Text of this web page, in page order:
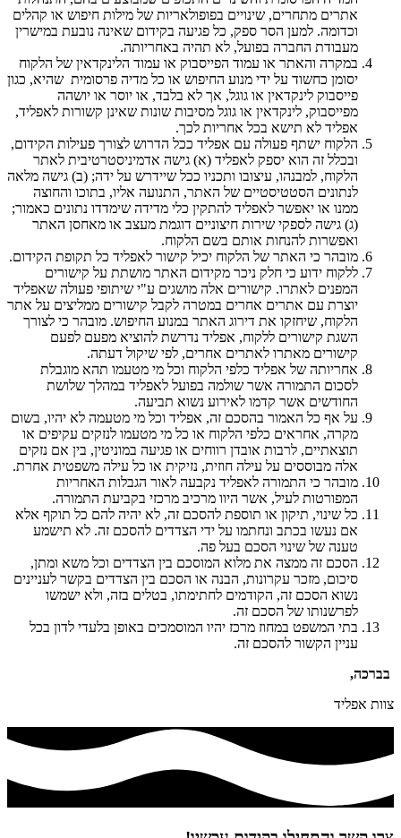
אתרים מתחרים, שינויים בפופולאריות של מילות חיפוש או קהלים
וכדומה. למען הסר ספק, כל פגיעה בקידום שאינה נובעת במישרין
מעבודת החברה בפועל, לא תהיה באחריותה.
במקרה והאתר או עמוד הפייסבוק או עמוד הלינקדאין של הלקוח
יסומן כחשוד על ידי מנוע החיפוש או כל מדיה פרסומית שהיא, כגון
פייסבוק לינקדאין או גוגל, אך לא בלבד, או יוסר או יושהה
מפייסבוק, לינקדאין או גוגל מסיבות שונות שאינן קשורות לאפליד,
אפליד לא תישא בכל אחריות לכך.
הלקוח ישתף פעולה עם אפליד ככל הדרוש לצורך פעילות הקידום,
ובכלל זה הוא יספק לאפליד (א) גישה אדמיניסטרטיבית לאתר
הלקוח, למבנהו, עיצובו ותכניו ככל שיידרש על ידה; (ב) גישה מלאה
לנתונים הסטטיסטיים של האתר, התנועה אליו, בתוכו והחוצה
ממנו או יאפשר לאפליד להתקין כלי מדידה שימדדו נתונים כאמור;
(ג) גישה לספקי שירות חיצוניים דוגמת מעצב או מאחסן האתר
ואפשרות להנחות אותם בשם הלקוח.
מובהר כי האתר של הלקוח יכיל קישור לאפליד כל תקופת הקידום.
ללקוח ידוע כי חלק ניכר מקידום האתר מושתת על קישורים
המפנים לאתרו. קישורים אלה מושגים ע"י שיתופי פעולה שאפליד
יוצרת עם אתרים אחרים במטרה לקבל קישורים ממליצים על אתר
הלקוח, שיחזקו את דירוג האתר במנוע החיפוש. מובהר כי לצורך
השגת קישורים ללקוח, אפליד נדרשת להוציא מפעם לפעם
קישורים מאתרו לאתרים אחרים, לפי שיקול דעתה.
אחריותה של אפליד כלפי הלקוח וכל מי מטעמו תהא מוגבלת
לסכום התמורה אשר שולמה בפועל לאפליד במהלך שלושת
החודשים אשר קדמו לאירוע נשוא תביעה.
על אף כל האמור בהסכם זה, אפליד וכל מי מטעמה לא יהיו, בשום
מקרה, אחראים כלפי הלקוח או כל מי מטעמו לנזקים עקיפים או
תוצאתיים, לרבות אובדן רווחים או פגיעה במוניטין, בין אם נזקים
אלה מבוססים על עילה חוזית, נזיקית או כל עילה משפטית אחרת.
מובהר כי התמורה לאפליד נקבעה לאור הגבלות האחריות
המפורטות לעיל, אשר היוו מרכיב מרכזי בקביעת התמורה.
כל שינוי, תיקון או תוספת להסכם זה, לא יהיה להם כל תוקף אלא
אם נעשו בכתב ונחתמו על ידי הצדדים להסכם זה. לא תישמע
טענה של שינוי הסכם בעל פה.
הסכם זה ממצה את מלוא המוסכם בין הצדדים וכל משא ומתן,
סיכום, מזכר עקרונות, הבנה או הסכם בין הצדדים בקשר לעניינים
נשוא הסכם זה, הקודמים לחתימתו, בטלים בזה, ולא ישמשו
לפרשנותו של הסכם זה.
בתי המשפט במחוז מרכז יהיו המוסמכים באופן בלעדי לדון בכל
עניין הקשור להסכם זה.
בברכה,
צוות אפליד